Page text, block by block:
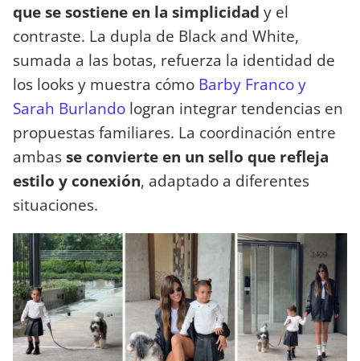
que se sostiene en la simplicidad y el
contraste. La dupla de Black and White,
sumada a las botas, refuerza la identidad de
los looks y muestra cómo Barby Franco y
Sarah Burlando logran integrar tendencias en
propuestas familiares. La coordinación entre
ambasse convierte en un sello que refleja
estilo y conexión, adaptado a diferentes
situaciones.